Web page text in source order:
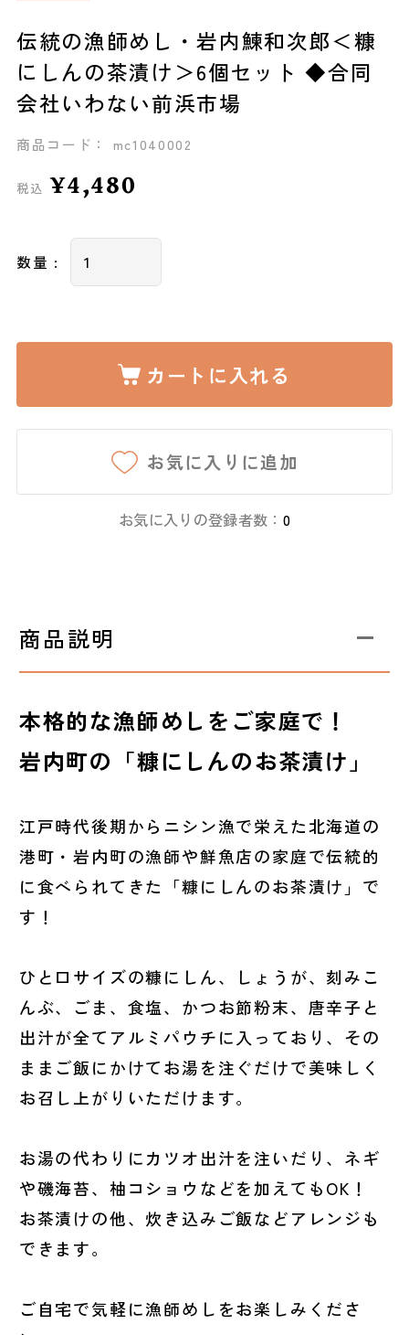
伝統の漁師めし・岩内鰊和次郎＜糠
にしんの茶漬け＞6個セット ◆合同
会社いわない前浜市場
商品コード： mc1040002
税込 ¥4,480
数量 :
カートに入れる
お気に入りに追加
お気に入りの登録者数： 0
商品説明
本格的な漁師めしをご家庭で！
岩内町の「糠にしんのお茶漬け」
江戸時代後期からニシン漁で栄えた北海道の
港町・岩内町の漁師や鮮魚店の家庭で伝統的
に食べられてきた「糠にしんのお茶漬け」で
す！
ひと口サイズの糠にしん、しょうが、刻みこ
んぶ、ごま、食塩、かつお節粉末、唐辛子と
出汁が全てアルミパウチに入っており、その
ままご飯にかけてお湯を注ぐだけで美味しく
お召し上がりいただけます。
お湯の代わりにカツオ出汁を注いだり、ネギ
や磯海苔、柚コショウなどを加えてもOK！
お茶漬けの他、炊き込みご飯などアレンジも
できます。
ご自宅で気軽に漁師めしをお楽しみくださ